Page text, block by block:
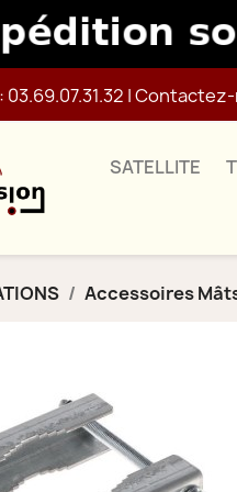
03.69.07.31.32 |
SATELLITE
Accessoires